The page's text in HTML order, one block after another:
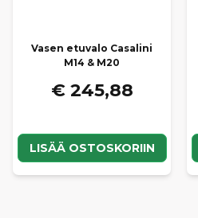
Vasen etuvalo Casalini
M14 & M20
€ 245,88
LISÄÄ OSTOSKORIIN